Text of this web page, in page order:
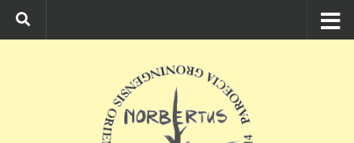
Ga naar de inhoud